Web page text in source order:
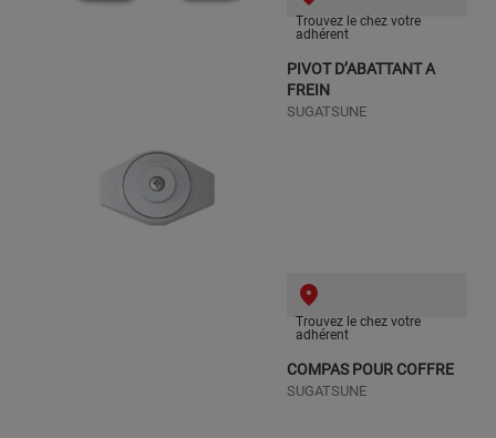
Trouvez le chez votre
adhérent
PIVOT D’ABATTANT A
FREIN
SUGATSUNE
Trouvez le chez votre
adhérent
COMPAS POUR COFFRE
SUGATSUNE